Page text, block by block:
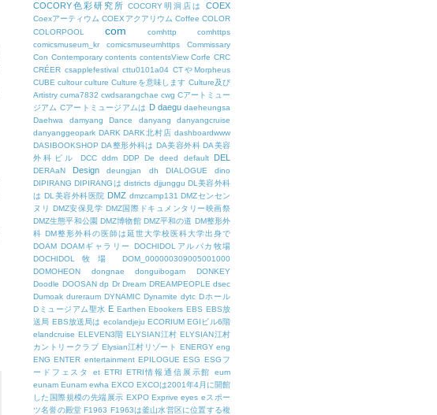
COCORY色彩研究所 COCORY明洞店は COEX
Coexアーティウム COEXアクアリウム Coffee COLOR
COLORPOOL
com comhttp
comhttps
comicsmuseum_kr
comicsmuseumhttps
Commissary
Con Contemporary contents contentsView Corfe CRC
CRÉER csapplefestival cttu0101a04 CTやMorpheus
CUBE cultour culture Cultureを意味します Culture及び
Artistry cuma7832 cwdsarangchae cwg Cアートミュー
ジアム Cアートミュージアムは D daegu daeheungsa
Daehwa
damyang Dance danyang
danyangcruise
danyanggeopark DARK DARK北村店 dashboardwww
DASIBOOKSHOP DA整形外科は DA美容外科 DA美容
外科ビル
DCC ddm DDP De deed default DEL
DERAaN Design deungjan dh DIALOGUE
dino
DIPIRANG DIPIRANGは districts djjunggu DL美容外科
は DL美容外科医院 DMZ dmzcamp131 DMZセンセン
ヌリ DMZ安保見学 DMZ国際ドキュメンタリー映画祭
DMZ生態平和公園 DMZ博物館 DMZ平和の道 DM整形外
科 DM整形外科の医師は延世大学校医科大学出身で
DOAM DOAMギャラリー
DOCHIDOLアルパカ牧場
DOCHIDOL牧場
DOM_000000309005001000
DOMOHEON
dongnae donguibogam
DONKEY
Doodle DOOSAN dp Dr Dream DREAMPEOPLE dsec
Dumoak dureraum DYNAMIC Dynamite dytc Dホール
Dミュージアム聖水 E Earthen Ebookers EBS EBS放
送局 EBS放送局は ecolandjeju ECORIUM EGIビル6階
elandcruise ELEVEN3階 ELYSIAN江村 ELYSIAN江村
カントリークラブ Elysian江村リゾート ENERGY eng
ENG ENTER entertainment EPILOGUE ESG ESGフ
ードフェスタ
et ETRI ETRI情報通信展示館
eum
eunam Eunam ewha EXCO EXCOは2001年4月に開館
した国際規模の先端展示 EXPO Exprive eyes eスポー
ツ名誉の殿堂 F1963 F1963は釜山水営区に位置する複